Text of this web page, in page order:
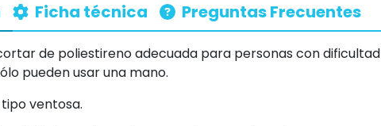
Ficha técnica Preguntas Frecuentes
de poliestireno adecuada para personas con dificultad
pueden usar una mano.
ventosa.